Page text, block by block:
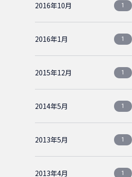
2016年10月 1
2016年1月 1
2015年12月 1
2014年5月 1
2013年5月 1
2013年4月 1